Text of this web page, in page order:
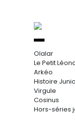
Olalar
Le Petit
Arkéo
Histoire
Virgule
Cosinus
Hors-séries